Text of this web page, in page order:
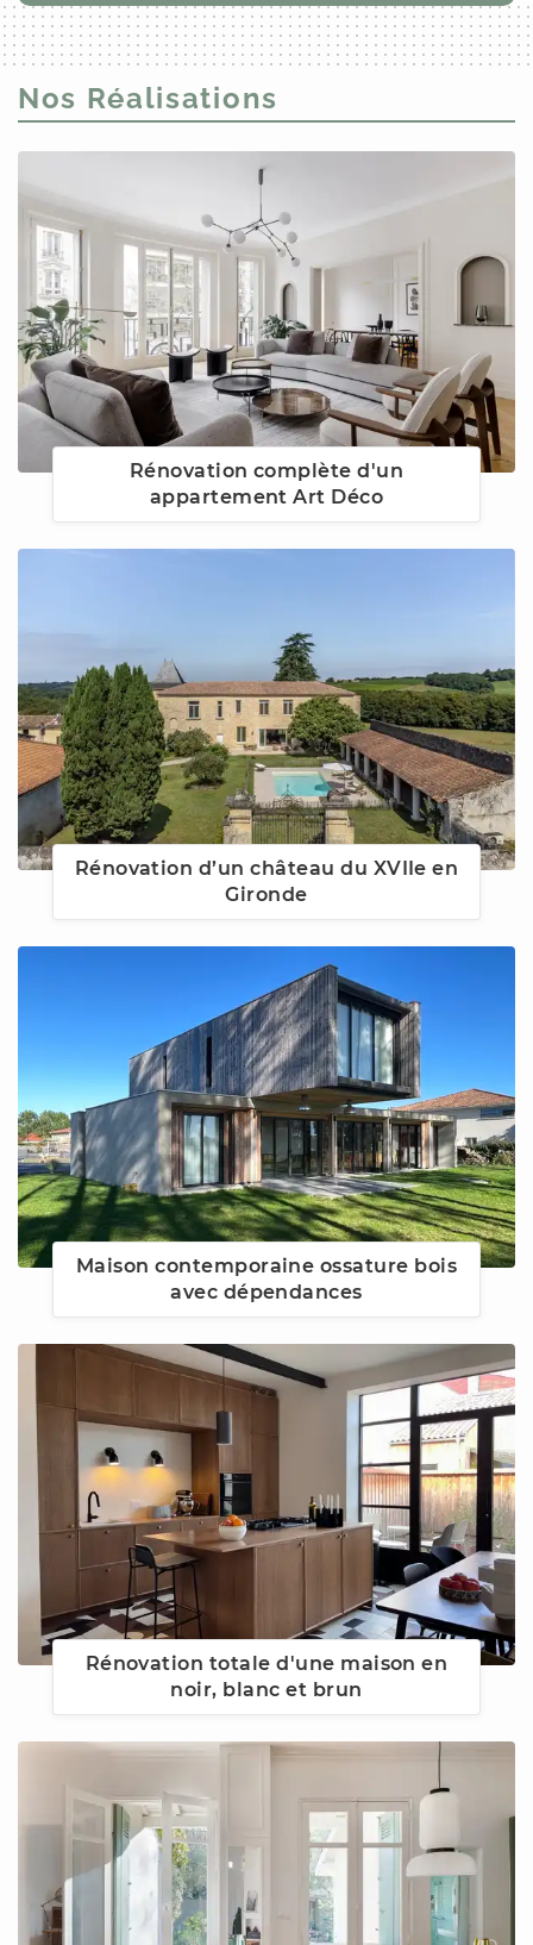
Nos Réalisations
Rénovation complète d'un
appartement Art Déco
Rénovation d’un château du XVIIe en
Gironde
Maison contemporaine ossature bois
avec dépendances
Rénovation totale d'une maison en
noir, blanc et brun